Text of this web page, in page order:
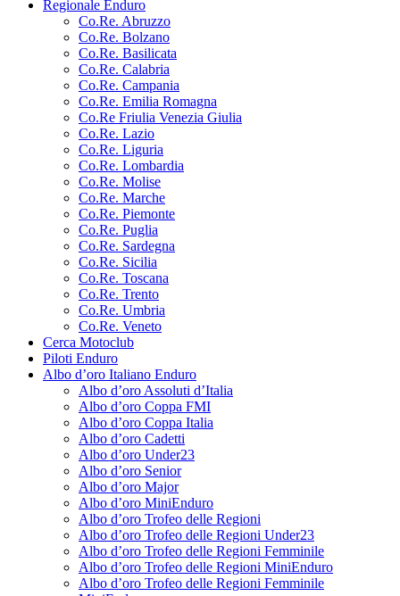
Regionale Enduro
Co.Re. Abruzzo
Co.Re. Bolzano
Co.Re. Basilicata
Co.Re. Calabria
Co.Re. Campania
Co.Re. Emilia Romagna
Co.Re Friulia Venezia Giulia
Co.Re. Lazio
Co.Re. Liguria
Co.Re. Lombardia
Co.Re. Molise
Co.Re. Marche
Co.Re. Piemonte
Co.Re. Puglia
Co.Re. Sardegna
Co.Re. Sicilia
Co.Re. Toscana
Co.Re. Trento
Co.Re. Umbria
Co.Re. Veneto
Cerca Motoclub
Piloti Enduro
Albo d’oro Italiano Enduro
Albo d’oro Assoluti d’Italia
Albo d’oro Coppa FMI
Albo d’oro Coppa Italia
Albo d’oro Cadetti
Albo d’oro Under23
Albo d’oro Senior
Albo d’oro Major
Albo d’oro MiniEnduro
Albo d’oro Trofeo delle Regioni
Albo d’oro Trofeo delle Regioni Under23
Albo d’oro Trofeo delle Regioni Femminile
Albo d’oro Trofeo delle Regioni MiniEnduro
Albo d’oro Trofeo delle Regioni Femminile